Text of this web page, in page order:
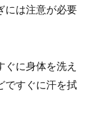
には注意が必要
ぐに身体を洗え
ですぐに汗を拭